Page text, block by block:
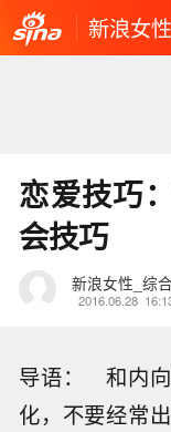
新浪女性
恋爱技巧
会技巧
新浪女性_综合
2016.06.28
导语： 和内向
化，不要经常